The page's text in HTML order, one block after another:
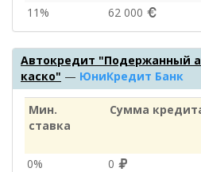
11%
62 000
Автокредит "Подержанный
каско" — ЮниКредит Банк
Мин.
ставка
Сумма
0%
0